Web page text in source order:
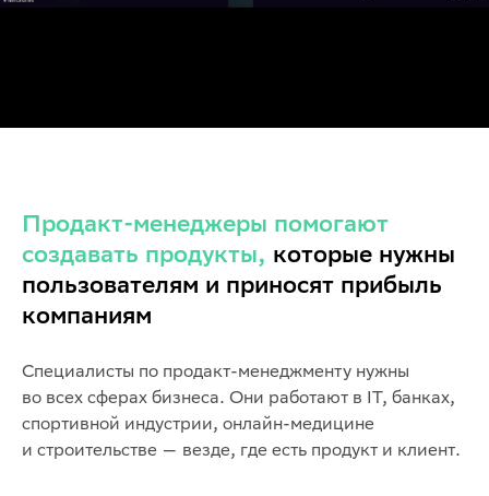
Продакт-менеджеры помогают
создавать продукты, которые нужны
пользователям и приносят прибыль
компаниям
Специалисты по продакт-менеджменту нужны
во всех сферах бизнеса. Они работают в IT, банках,
спортивной индустрии, онлайн-медицине
и строительстве — везде, где есть продукт и клиент.